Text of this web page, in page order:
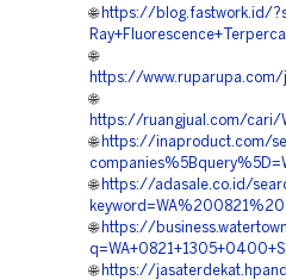
🌐 https://blog.fastwork.id/
🌐
https://
🌐
https://ruangjual.com/cari/
🌐 https://inaproduct.com/
🌐 https://adasale.co.id/
🌐 https://
🌐 https://